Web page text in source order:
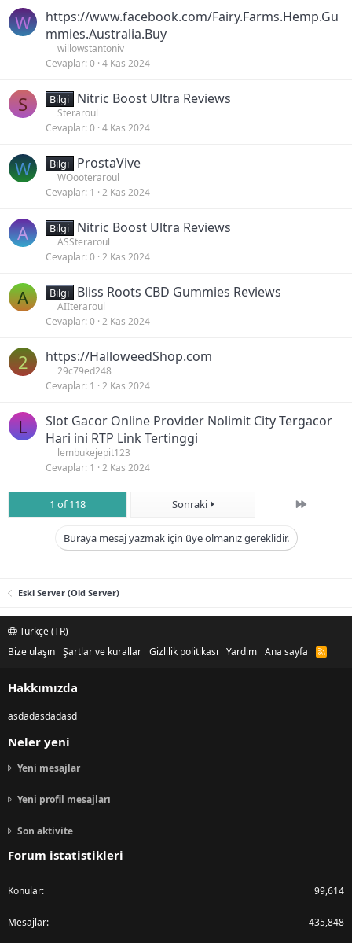
W
https://www.facebook.com/Fairy.Farms.Hemp.Gu
mmies.Australia.Buy
willowstantoniv
Cevaplar 0 4 Kas 2024
S Bilgi Nitric Boost Ultra Reviews
Steraroul
Cevaplar 0 4 Kas 2024
W Bilgi ProstaVive
WOooteraroul
Cevaplar 1 2 Kas 2024
A Bilgi Nitric Boost Ultra Reviews
ASSteraroul
Cevaplar 0 2 Kas 2024
A Bilgi Bliss Roots CBD Gummies Reviews
AIIteraroul
Cevaplar 0 2 Kas 2024
2 https://HalloweedShop.com
29c79ed248
Cevaplar 1 2 Kas 2024
L
Slot Gacor Online Provider Nolimit City Tergacor
Hari ini RTP Link Tertinggi
lembukejepit123
Cevaplar 1 2 Kas 2024
1 of 118 Sonraki Son
Buraya mesaj yazmak için üye olmanız gereklidir.
Eski Server (Old Server)
Türkçe (TR)
Bize ulaşın Şartlar ve kurallar Gizlilik politikası Yardım Ana sayfa
R
Hakkımızda
asdadasdadasd
Neler yeni
Yeni mesajlar
Yeni profil mesajları
Son aktivite
Forum istatistikleri
Konular 99,614
Mesajlar 435,848